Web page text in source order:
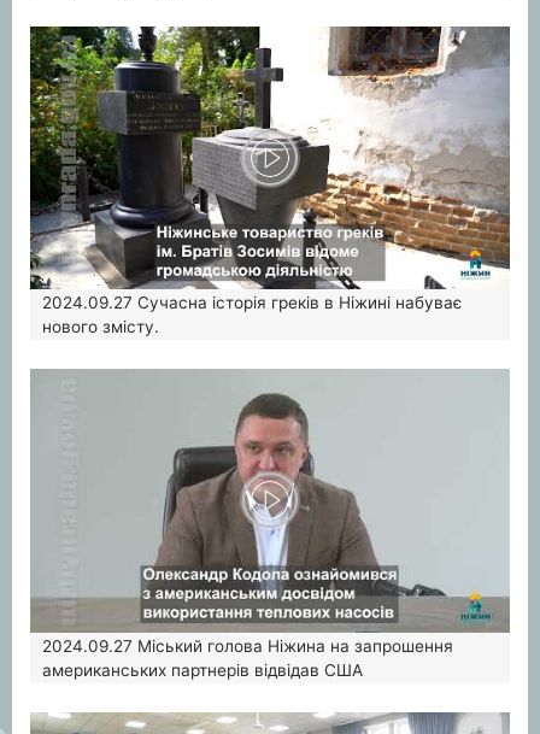
2024.09.27 Сучасна історія греків в Ніжині набуває
нового змісту.
2024.09.27 Міський голова Ніжина на запрошення
американських партнерів відвідав США